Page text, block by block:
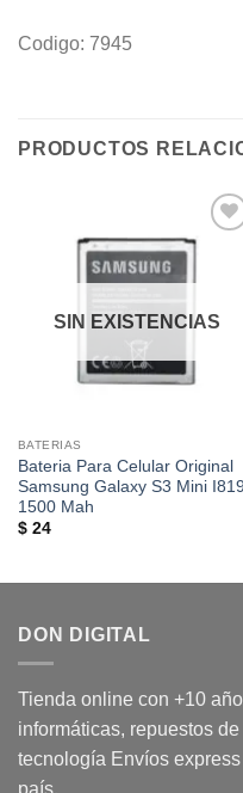
Codigo: 7945
PRODUCTOS
lista de
SIN EXISTENCIAS
BATERIAS
Bateria Para Celular Original
Samsung Galaxy S3 Mini
1500 Mah
$24
DON DIGITAL
Tienda online con +10
informáticas, repuestos
tecnología Envíos express